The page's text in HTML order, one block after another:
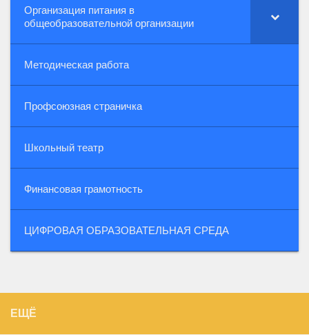
Организация питания в
общеобразовательной организации
Методическая работа
Профсоюзная страничка
Школьный театр
Финансовая грамотность
ЦИФРОВАЯ ОБРАЗОВАТЕЛЬНАЯ СРЕДА
ЕЩЁ